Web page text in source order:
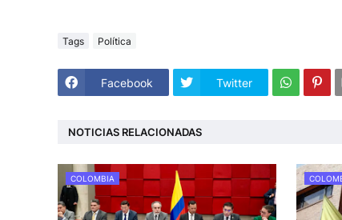
Tags Política
Facebook Twitter
NOTICIAS RELACIONADAS
COLOMBIA